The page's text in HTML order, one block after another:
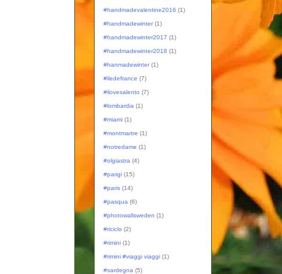
#handmadevalentine2016 (1)
#handmadewinter (1)
#handmadewinter2017 (1)
#handmadewinter2018 (1)
#hanmadewinter (1)
#iledefrance (7)
#ilovesalento (7)
#lombardia (1)
#miami (1)
#montmartre (1)
#notredame (1)
#olgiastra (4)
#parigi (15)
#paris (14)
#pasqua (6)
#photowallsweden (1)
#riciclo (2)
#rimini (1)
#rimini #viaggi viaggi (1)
#sardegna (5)